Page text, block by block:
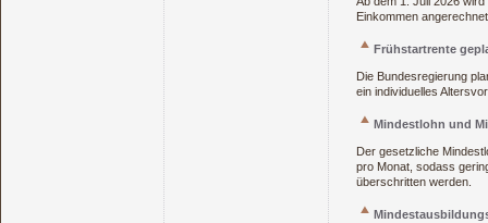
Einkommen
Frühstartrente
Die Bundesregierung
ein individuelles
Mindestlohn und
Der gesetzliche
pro Monat, sodass
überschritten werden.